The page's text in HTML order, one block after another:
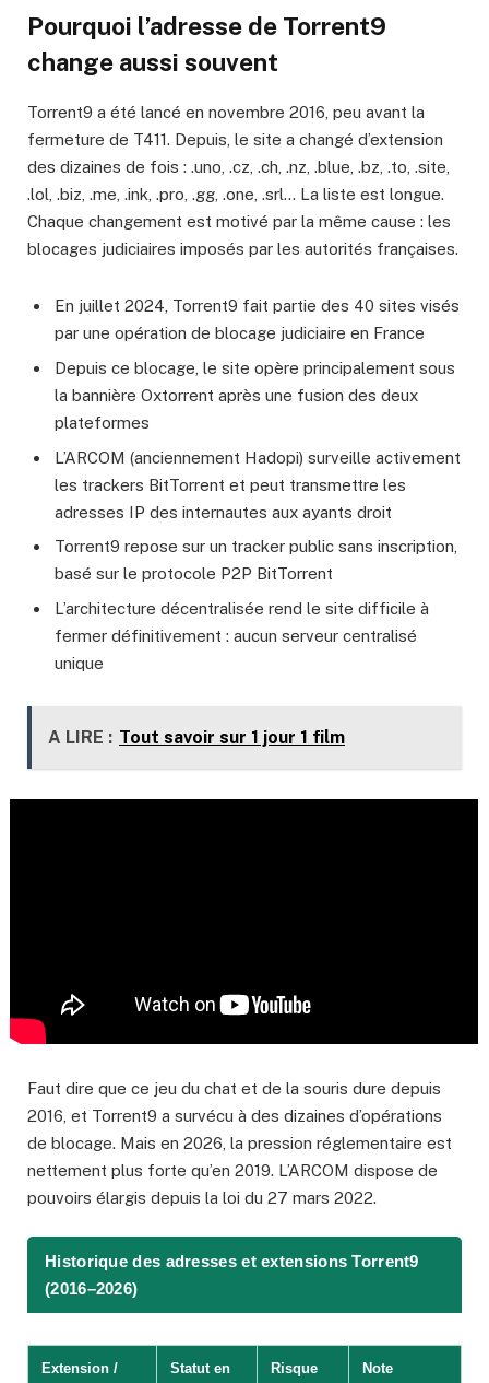
Pourquoi l’adresse de Torrent9
change aussi souvent
Torrent9 a été lancé en novembre 2016, peu avant la
fermeture de T411. Depuis, le site a changé d’extension
des dizaines de fois : .uno, .cz, .ch, .nz, .blue, .bz, .to, .site,
.lol, .biz, .me, .ink, .pro, .gg, .one, .srl… La liste est longue.
Chaque changement est motivé par la même cause : les
blocages judiciaires imposés par les autorités françaises.
En juillet 2024, Torrent9 fait partie des 40 sites visés
par une opération de blocage judiciaire en France
Depuis ce blocage, le site opère principalement sous
la bannière Oxtorrent après une fusion des deux
plateformes
L’ARCOM (anciennement Hadopi) surveille activement
les trackers BitTorrent et peut transmettre les
adresses IP des internautes aux ayants droit
Torrent9 repose sur un tracker public sans inscription,
basé sur le protocole P2P BitTorrent
L’architecture décentralisée rend le site difficile à
fermer définitivement : aucun serveur centralisé
unique
A LIRE : Tout savoir sur 1 jour 1 film
Faut dire que ce jeu du chat et de la souris dure depuis
2016, et Torrent9 a survécu à des dizaines d’opérations
de blocage. Mais en 2026, la pression réglementaire est
nettement plus forte qu’en 2019. L’ARCOM dispose de
pouvoirs élargis depuis la loi du 27 mars 2022.
Historique des adresses et extensions Torrent9
(2016–2026)
Extension / Statut en Risque Note